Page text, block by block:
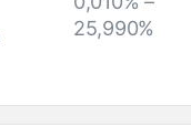
25,990%